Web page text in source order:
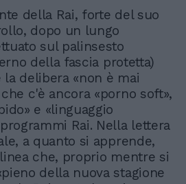
della Rai, forte del suo
dopo un lungo
sul palinsesto
della fascia protetta)
delibera «non è mai
c'è ancora «porno soft»,
e «linguaggio
Rai. Nella lettera
a quanto si apprende,
che, proprio mentre si
della nuova stagione